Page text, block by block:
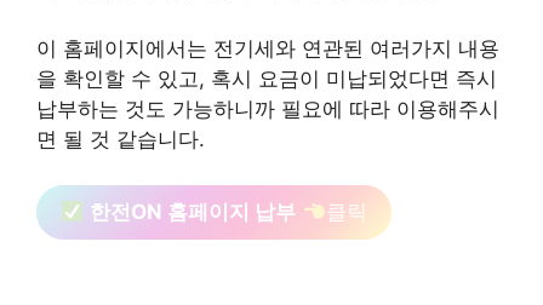
이 홈페이지에서는 전기세와 연관된 여러가지 내용
을 확인할 수 있고, 혹시 요금이 미납되었다면 즉시
납부하는 것도 가능하니까 필요에 따라 이용해주시
면 될 것 같습니다.
한전ON 홈페이지 납부 클릭